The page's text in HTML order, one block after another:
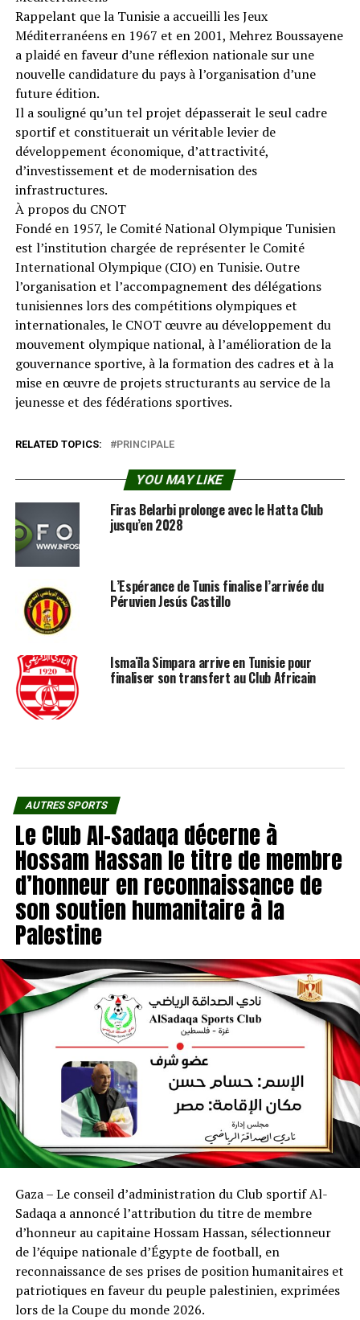
Rappelant que la Tunisie a accueilli les Jeux
Méditerranéens en 1967 et en 2001, Mehrez Boussayene
a plaidé en faveur d’une réflexion nationale sur une
nouvelle candidature du pays à l’organisation d’une
future édition.
Il a souligné qu’un tel projet dépasserait le seul cadre
sportif et constituerait un véritable levier de
développement économique, d’attractivité,
d’investissement et de modernisation des
infrastructures.
À propos du CNOT
Fondé en 1957, le Comité National Olympique Tunisien
est l’institution chargée de représenter le Comité
International Olympique (CIO) en Tunisie. Outre
l’organisation et l’accompagnement des délégations
tunisiennes lors des compétitions olympiques et
internationales, le CNOT œuvre au développement du
mouvement olympique national, à l’amélioration de la
gouvernance sportive, à la formation des cadres et à la
mise en œuvre de projets structurants au service de la
jeunesse et des fédérations sportives.
RELATED TOPICS: PRINCIPALE
YOU MAY LIKE
Firas Belarbi prolonge avec le Hatta Club
jusqu’en 2028
L’Espérance de Tunis finalise l’arrivée du
Péruvien Jesús Castillo
Ismaïla Simpara arrive en Tunisie pour
finaliser son transfert au Club Africain
AUTRES SPORTS
Le Club Al-Sadaqa décerne à
Hossam Hassan le titre de membre
d’honneur en reconnaissance de
son soutien humanitaire à la
Palestine
Gaza – Le conseil d’administration du Club sportif Al-
Sadaqa a annoncé l’attribution du titre de membre
d’honneur au capitaine Hossam Hassan, sélectionneur
de l’équipe nationale d’Égypte de football, en
reconnaissance de ses prises de position humanitaires et
patriotiques en faveur du peuple palestinien, exprimées
lors de la Coupe du monde 2026.